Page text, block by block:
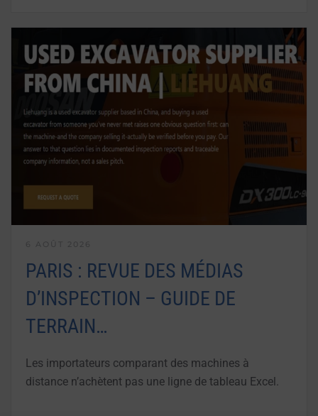
PARIS : REVUE DES MÉDIAS
D’INSPECTION – GUIDE DE
TERRAIN…
Les importateurs comparant des machines à
distance n’achètent pas une ligne de tableau Excel.